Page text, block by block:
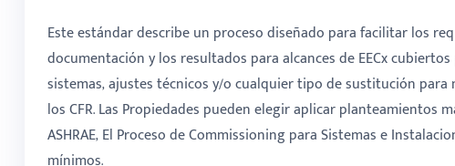
Este estándar describe un proceso diseñado para facilitar los
documentación y los resultados para alcances de EECx
sistemas, ajustes técnicos y/o cualquier tipo de sustitución
los CFR. Las Propiedades pueden elegir aplicar planteamientos
ASHRAE, El Proceso de Commissioning para Sistemas e